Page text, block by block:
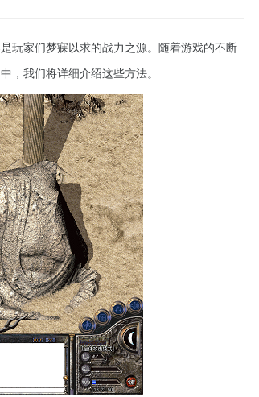
玩家们梦寐以求的战力之源。随着游戏的不断
，我们将详细介绍这些方法。